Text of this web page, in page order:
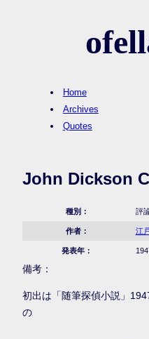
Home
Archives
Quotes
John Dickson
種別： 評
作者： 江
発表年：
備考：
初出は「随筆探偵小説」
の